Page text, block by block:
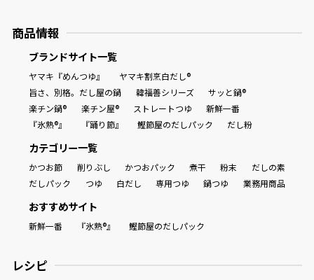
商品情報
ブランドサイト一覧
ヤマキ『めんつゆ』
ヤマキ割烹白だし®
旨さ、別格。だし屋の鍋
韓福善シリーズ
サッと鍋®
楽チン鍋®
楽チン屋® ストレートつゆ
新鮮一番
『氷熟®』
『踊り節』 鰹節屋のだしパック だし粉
カテゴリー一覧
かつお節 削りぶし かつおパック 煮干 粉末
だしの素
だしパック
つゆ 白だし 専用つゆ 鍋つゆ 業務用商品
おすすめサイト
新鮮一番 『氷熟®』 鰹節屋のだしパック
レシピ